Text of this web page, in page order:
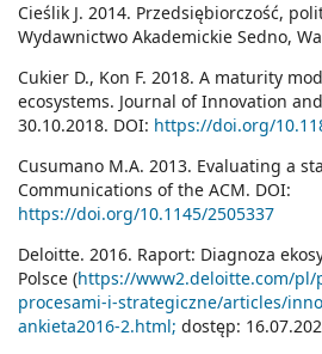
Cieślik J. 2014. Przedsiębiorczość,
Wydawnictwo Akademickie Sedno,
Cukier D., Kon F. 2018. A maturity
ecosystems. Journal of Innovation
30.10.2018. DOI: https://doi.org/
Cusumano M.A. 2013. Evaluating a
Communications of the ACM. DOI:
https://doi.org/10.1145/2505337
Deloitte. 2016. Raport: Diagnoza
Polsce (https://www2.deloitte.com/pl/
procesami-i-strategiczne/articles/
ankieta2016-2.html; dostęp: